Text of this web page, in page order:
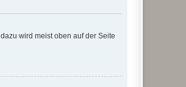
wird meist oben auf der Seite